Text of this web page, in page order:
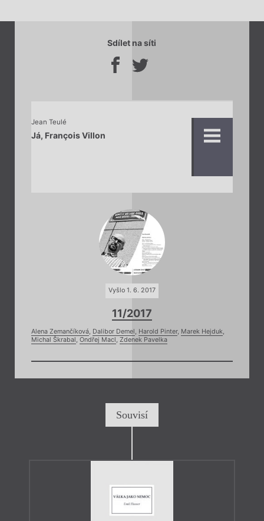
Sdílet na síti
Jean Teulé
Já, François Villon
Vyšlo 1. 6. 2017
11/2017
Alena Zemančíková, Dalibor Demel, Harold Pinter, Marek Hejduk,
Michal Škrabal, Ondřej Macl, Zdenek Pavelka
Souvisí